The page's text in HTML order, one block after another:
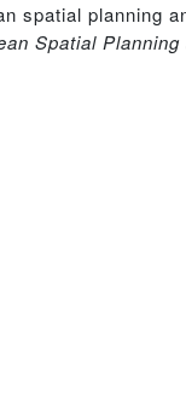
spatial planning
Spatial